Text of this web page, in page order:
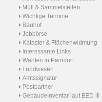
Müll & Sammelstellen
Wichtige Termine
Bauhof
Jobbörse
Kataster & Flächenwidmung
Interessante Links
Wahlen in Parndorf
Fundwesen
Amtssignatur
Postpartner
Gebäudeinventar laut EED III